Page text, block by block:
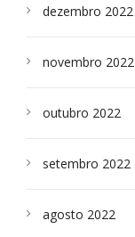
dezembro 2022
novembro 2022
outubro 2022
setembro 2022
agosto 2022